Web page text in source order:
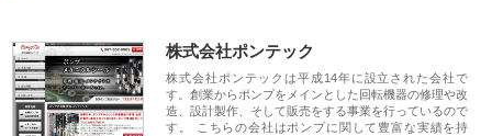
株式会社ポンテック
株式会社ポンテックは平成14年に設立された会社で
す。創業からポンプをメインとした回転機器の修理や改
造、設計製作、そして販売をする事業を行っているので
す。 こちらの会社はポンプに関して豊富な実績を持